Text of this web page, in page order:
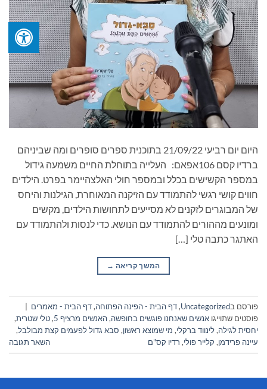
היום יום רביעי 21/09/22 בתוכנית ספרים סופרים ומה שביניהם
ברדיו קסם 106אפאם: העלייה בתוחלת החיים משמעה גידול
במספר הקשישים בכלל ובמספר חולי האלצהיימר בפרט. הילדים
חווים קושי רגשי להתמודד עם הזיקנה המאוחרת, הגילנות והיחס
של המבוגרים לזקנים לא מסייעים לתחושות הילדים, מקשים
ומונעים מההורים להתמודד עם הנושא. כדי לנסות ולהתמודד עם
האתגר כתבה טלי […]
המשך קריאה →
פורסם בUncategorized
,דף הבית - הפינה הפתוחה,דף הבית - מאמרים
פוסטים שתוייגו אנשים שאנחנו פוגשים בחופשה,האנשים מרציף 5 ,טלי שטרית,
יחסית לגילה,לינווד ברקלי, מי שמוצא ראשון, סבא גדול לפעמים קצת מבולבל,
עיינה פרידמן, קלייר פולי, רדיו קס"ם השאר תגובה